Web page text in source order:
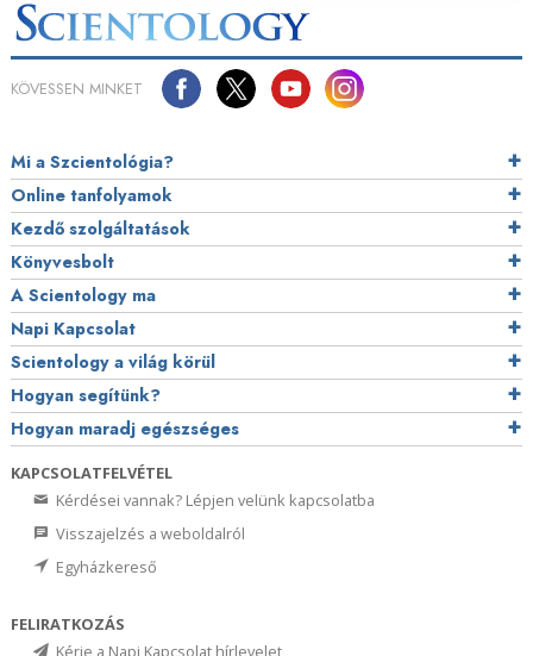
KÖVESSEN MINKET
Mi a Szcientológia?
Online tanfolyamok
Kezdő szolgáltatások
Könyvesbolt
A Scientology ma
Napi Kapcsolat
Scientology a világ körül
Hogyan segítünk?
Hogyan maradj egészséges
KAPCSOLATFELVÉTEL
Kérdései vannak? Lépjen velünk kapcsolatba
Visszajelzés a weboldalról
Egyházkereső
FELIRATKOZÁS
Kérje a Napi Kapcsolat hírlevelet